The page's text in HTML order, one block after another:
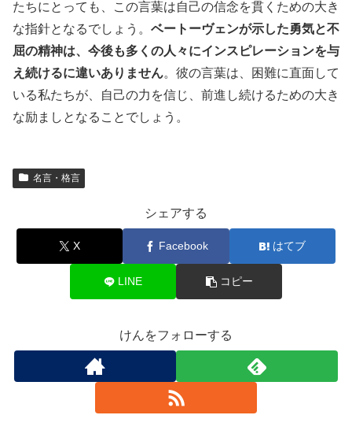
たちにとっても、この言葉は自己の信念を貫くための大き
な指針となるでしょう。 ベートーヴェンが示した勇気と不
屈の精神は、今後も多くの人々にインスピレーションを与
え続けるに違いありません。彼の言葉は、困難に直面して
いる私たちが、自己の力を信じ、前進し続けるための大き
な励ましとなることでしょう。
名言・格言
シェアする
X Facebook はてブ
LINE コピー
けんをフォローする